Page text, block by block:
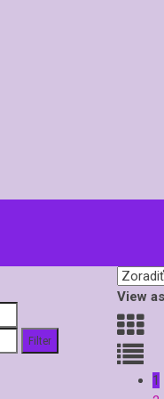
View
1
Filter